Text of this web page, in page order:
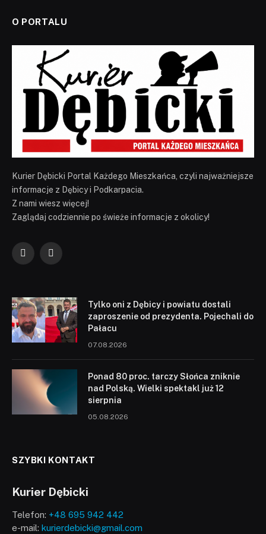
O PORTALU
Kurier Dębicki Portal Każdego Mieszkańca, czyli najważniejsze
informacje z Dębicy i Podkarpacia.
Z nami wiesz więcej!
Zaglądaj codziennie po świeże informacje z okolicy!
FacebookYouTube
Tylko oni z Dębicy i powiatu dostali
zaproszenie od prezydenta. Pojechali do
Pałacu
07.08.2026
Ponad 80 proc. tarczy Słońca zniknie
nad Polską. Wielki spektakl już 12
sierpnia
05.08.2026
SZYBKI KONTAKT
Kurier Dębicki
Telefon: +48 695 942 442
e-mail: kurierdebicki@gmail.com